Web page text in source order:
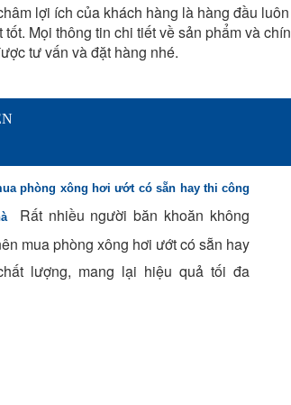
lợi ích của khách hàng là hàng đầu
Mọi thông tin chi tiết về sản phẩm và
tư vấn và đặt hàng nhé.
phòng xông hơi ướt có sẵn hay thi công
Rất nhiều người băn khoăn không
mua phòng xông hơi ướt có sẵn hay
lượng, mang lại hiệu quả tối đa